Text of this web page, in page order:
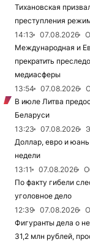
Тихановская
преступления
14:13
07.08.2026
Международная и
прекратить
медиасферы
13:54
07.08.2026
В июле Литва
Беларуси
13:23
07.08.2026
Доллар, евро и
недели
13:11
07.08.2026
По факту гибели
уголовное дело
12:39
07.08.2026
Фигуранты дела о
31,2 млн рублей,